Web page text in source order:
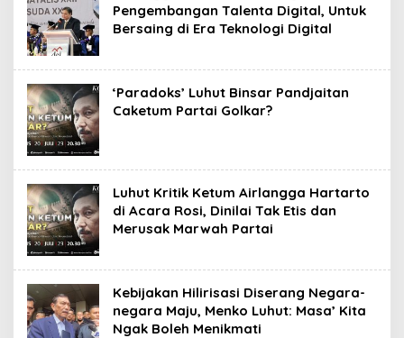
Pengembangan Talenta Digital, Untuk
Bersaing di Era Teknologi Digital
‘Paradoks’ Luhut Binsar Pandjaitan
Caketum Partai Golkar?
Luhut Kritik Ketum Airlangga Hartarto
di Acara Rosi, Dinilai Tak Etis dan
Merusak Marwah Partai
Kebijakan Hilirisasi Diserang Negara-
negara Maju, Menko Luhut: Masa’ Kita
Ngak Boleh Menikmati